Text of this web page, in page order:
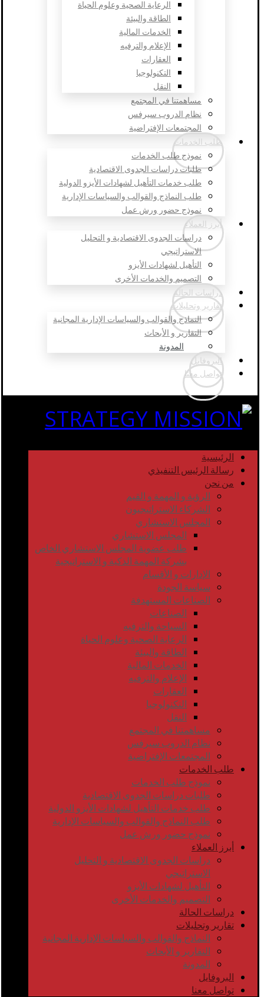
الرعاية الصحية وعلوم الحياة
الطاقة والبيئة
الخدمات المالية
الإعلام والترفيه
العقارات
التكنولوجيا
النقل
مساهمتنا في المجتمع
نظام الدروب سيرفس
المجتمعات الإفتراضية
طلب الخدمات
نموذج طلب الخدمات
طلبات دراسات الجدوى الاقتصادية
طلب خدمات التأهيل لشهادات الأيزو الدولية
طلب النماذج والقوالب والسياسات الإدارية
نموذج حضور ورش عمل
أبرز العملاء
دراسات الجدوى الاقتصادية و التحليل
الاستراتيجي
التأهيل لشهادات الأيزو
التصميم والخدمات الأخرى
دراسات الحالة
تقارير وتحليلات
النماذج والقوالب والسياسات الإدارية المجانية
التقارير و الأبحاث
المدونة
البروفايل
تواصل معنا
الرئيسية
رسالة الرئيس التنفيذي
من نحن
الرؤية و المهمة و القيم
الشركاء الاستراتيجيون
المجلس الاستشاري
المجلس الاستشاري
طلب عضوية المجلس الاستشاري الخاص
بشركة المهمة الذكية و الاستراتيجية
الإدارات و الأقسام
سياسة الجودة
الصناعات المستهدفة
الصناعات
السياحة والترفيه
الرعاية الصحية وعلوم الحياة
الطاقة والبيئة
الخدمات المالية
الإعلام والترفيه
العقارات
التكنولوجيا
النقل
مساهمتنا في المجتمع
نظام الدروب سيرفس
المجتمعات الإفتراضية
طلب الخدمات
نموذج طلب الخدمات
طلبات دراسات الجدوى الاقتصادية
طلب خدمات التأهيل لشهادات الأيزو الدولية
طلب النماذج والقوالب والسياسات الإدارية
نموذج حضور ورش عمل
أبرز العملاء
دراسات الجدوى الاقتصادية و التحليل
الاستراتيجي
التأهيل لشهادات الأيزو
التصميم والخدمات الأخرى
دراسات الحالة
تقارير وتحليلات
النماذج والقوالب والسياسات الإدارية المجانية
التقارير و الأبحاث
المدونة
البروفايل
تواصل معنا